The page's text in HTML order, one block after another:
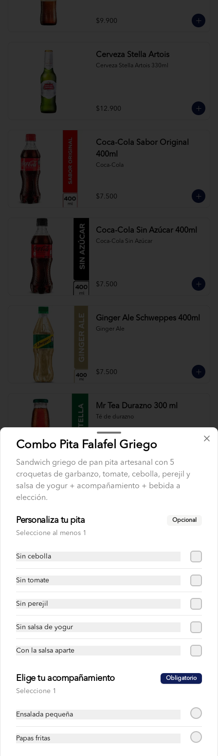
$9.900
Cerveza Stella Artois
Cerveza Stella Artois 330ml
$12.900
Coca-Cola Sabor Original
400ml
Coca-Cola
$7.500
Coca-Cola Sin Azúcar 400ml
Coca-Cola Sin Azúcar
$7.500
Ginger Ale Schweppes 400ml
Ginger Ale
$7.500
Mr Tea Durazno 300 ml
Té de durazno
$7.500
Mercado
Combo Pita Falafel Griego
Sandwich griego de pan pita artesanal con 5
croquetas de garbanzo, tomate, cebolla, perejil y
salsa de yogur + acompañamiento + bebida a
elección.
Personaliza tu pita Opcional
Seleccione al menos 1
Sin cebolla
Sin tomate
Sin perejil
Sin salsa de yogur
Con la salsa aparte
Elige tu acompañamiento Obligatorio
Seleccione 1
Ensalada pequeña
Papas fritas